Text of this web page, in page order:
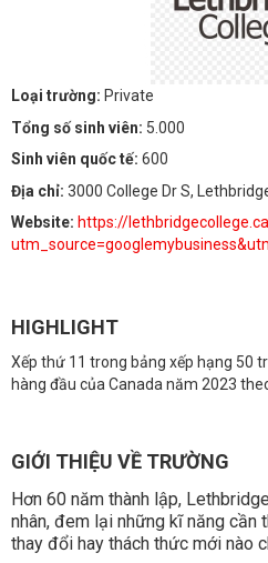
Loại trường: Private
Tổng số sinh viên: 5.000
Sinh viên quốc tế: 600
Địa chỉ: 3000 College Dr S,
Website: https://
HIGHLIGHT
Xếp thứ 11 trong bảng xếp hạng 50
hàng đầu của Canada năm 2023
GIỚI THIỆU VỀ TRƯỜNG
Hơn 60 năm thành lập,
nhân, đem lại những kĩ năng cần
thay đổi hay thách thức mới nào